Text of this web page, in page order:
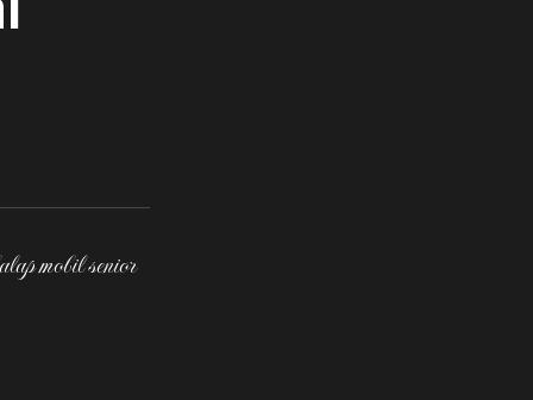
mobil senior